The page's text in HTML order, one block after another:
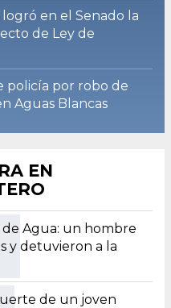
logró en el Senado la
de Ley de
policía por robo de
Aguas Blancas
EN
de Agua: un hombre
y detuvieron a la
de un joven